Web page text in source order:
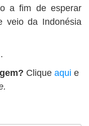
a fim de esperar
veio da Indonésia
Clique aqui e